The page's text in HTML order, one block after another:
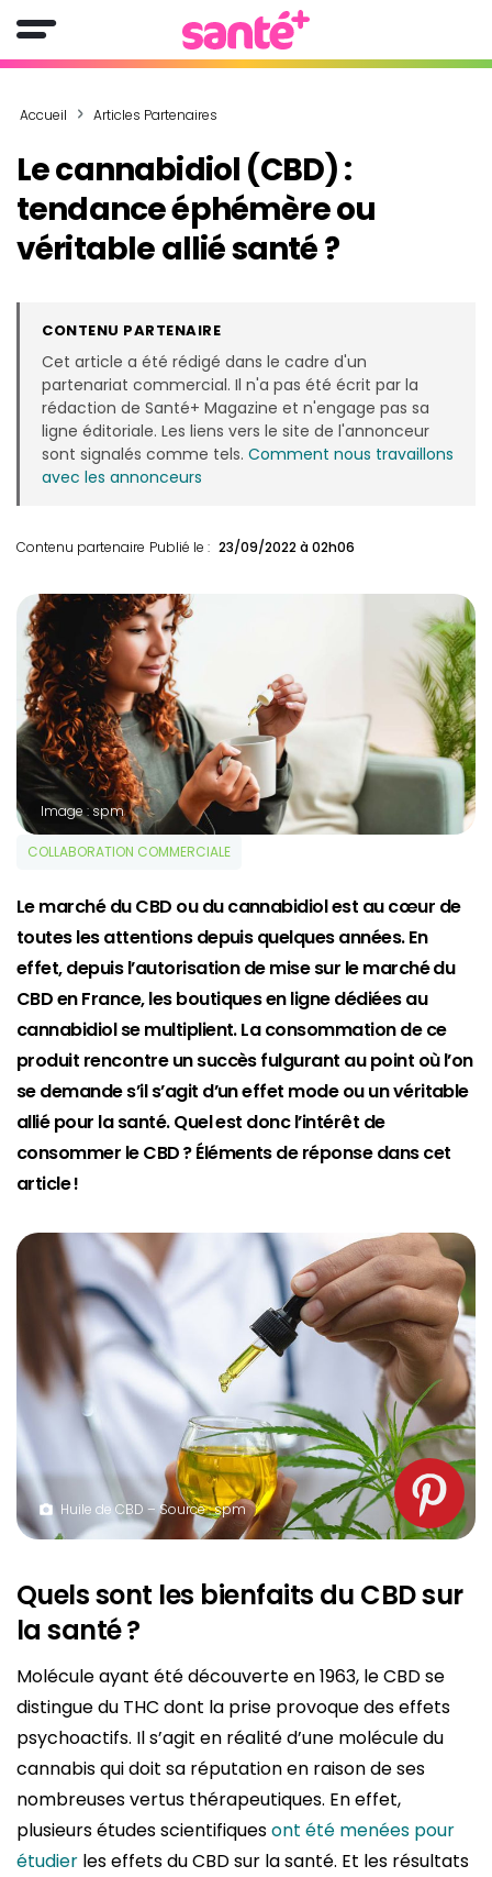
Accueil Articles Partenaires
Le cannabidiol (CBD) :
tendance éphémère ou
véritable allié santé ?
CONTENU PARTENAIRE
Cet article a été rédigé dans le cadre d'un
partenariat commercial. Il n'a pas été écrit par la
rédaction de Santé+ Magazine et n'engage pas sa
ligne éditoriale. Les liens vers le site de l'annonceur
sont signalés comme tels. Comment nous travaillons
avec les annonceurs
Contenu partenaire Publié le : 23/09/2022 à 02h06
Image : spm
COLLABORATION COMMERCIALE
Le marché du CBD ou du cannabidiol est au cœur de
toutes les attentions depuis quelques années. En
effet, depuis l’autorisation de mise sur le marché du
CBD en France, les boutiques en ligne dédiées au
cannabidiol se multiplient. La consommation de ce
produit rencontre un succès fulgurant au point où l’on
se demande s’il s’agit d’un effet mode ou un véritable
allié pour la santé. Quel est donc l’intérêt de
consommer le CBD ? Éléments de réponse dans cet
article !
Huile de CBD – Source : spm
Quels sont les bienfaits du CBD sur
la santé ?
Molécule ayant été découverte en 1963, le CBD se
distingue du THC dont la prise provoque des effets
psychoactifs. Il s’agit en réalité d’une molécule du
cannabis qui doit sa réputation en raison de ses
nombreuses vertus thérapeutiques. En effet,
plusieurs études scientifiquesont été menées pour
étudier les effets du CBD sur la santé. Et les résultats